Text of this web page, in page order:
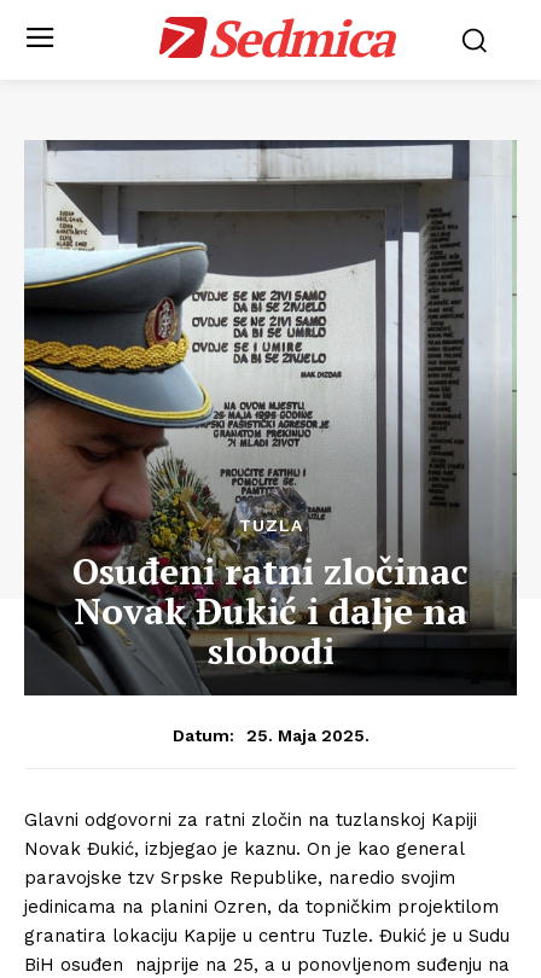
Sedmica
TUZLA
Osuđeni ratni zločinac
Novak Đukić i dalje na
slobodi
Datum: 25. Maja 2025.
Glavni odgovorni za ratni zločin na tuzlanskoj Kapiji
Novak Đukić, izbjegao je kaznu. On je kao general
paravojske tzv Srpske Republike, naredio svojim
jedinicama na planini Ozren, da topničkim projektilom
granatira lokaciju Kapije u centru Tuzle. Đukić je u Sudu
BiH osuđen najprije na 25, a u ponovljenom suđenju na